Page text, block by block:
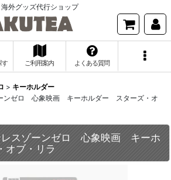
海外グッズ代行ショップ
す ご利用案内 よくある質問
> キーホルダー
ーンゼロ 心象映画 キーホルダー スターズ・オ
レスゾーンゼロ 心象映画 キーホ
ブ・リラ